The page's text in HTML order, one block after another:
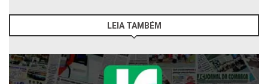
LEIA TAMBÉM